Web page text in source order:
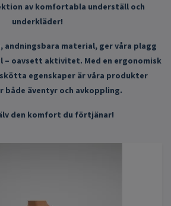
av komfortabla underställ och
underkläder!
andningsbara material, ger våra plagg
– oavsett aktivitet. Med en ergonomisk
egenskaper är våra produkter
både äventyr och avkoppling.
den komfort du förtjänar!